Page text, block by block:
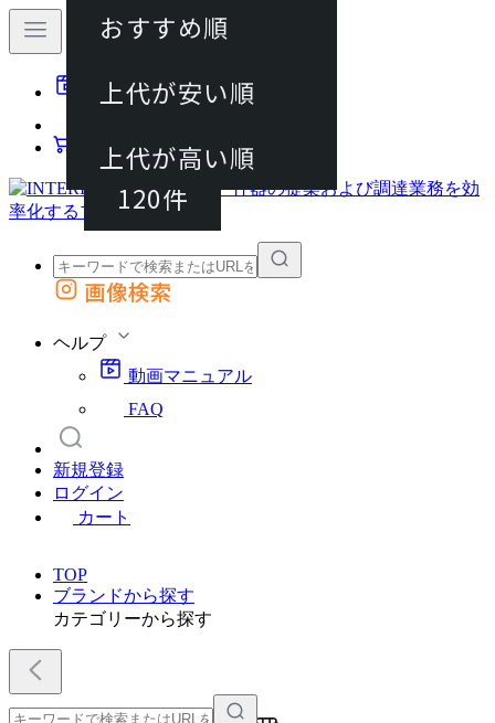
動画マニュアル
カート
外部サイトの商品をカートに追加
画像検索
ヘルプ
動画マニュアル
FAQ
新規登録
ログイン
カート
TOP
ブランドから探す
カテゴリーから探す
120件
おすすめ順
上代が安い順
上代が高い順